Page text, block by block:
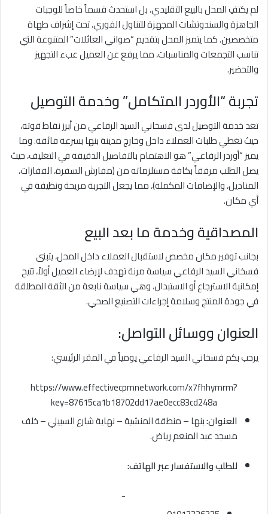
لم يكتفِ المحل بالبيع التقليدي، بل استحدث قسماً خاصاً للوجبات
الجاهزة والسندوتشات المجهزة للتناول الفوري، تحت إشراف طهاة
متخصصين. كما يتميز المحل بتقديم “صواني العائلات” المتنوعة التي
تناسب التجمعات والمناسبات، مما يرفع عن العميل عبء التجهيز
والتحضير.
تجربة “الأوردر المتكامل” وخدمة التوصيل
تعد خدمة التوصيل لدى فسخاني السيد الرفاعي من أبرز نقاط قوته،
حيث تغطي طلبات العملاء داخل وخارج مدينة بنها بسرعة فائقة. وما
يميز “أوردر الرفاعي” هو الاهتمام بالتفاصيل الدقيقة في التغليف، حيث
يصل الطلب مرفقاً بكافة مستلزماته من (مفارش السفرة، القفازات،
المناديل، والإضافات المكملة)، مما يجعل التجربة مريحة ونظيفة في
أي مكان.
المصداقية وخدمة ما بعد البيع
بجانب توفير مكان مخصص لاستقبال العملاء داخل المحل، يتبنى
فسخاني السيد الرفاعي سياسة مرنة تهدف لإرضاء العميل أولاً، تتيح
إمكانية الاسترجاع أو الاستبدال، وهي سياسة نابعة من الثقة المطلقة
في جودة المنتج وسلامة إجراءات التصنيع الصحي.
العنوان ووسائل التواصل:
يرحب بكم فسخاني السيد الرفاعي يومياً في المقر الرئيسي:
https://www.effectivecpmnetwork.com/x7fhhymrm?
key=87615ca1b18702dd17ae0ecc83cd248a
العنوان:بنها – منطقة المنشية – نهاية شارع السبيلي – خلف
مسجد عبد المنعم رياض.
للطلب والاستفسار عبر الهاتف:
-